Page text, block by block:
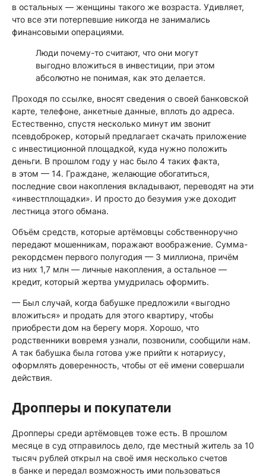
в остальных — женщины такого же возраста. Удивляет,
что все эти потерпевшие никогда не занимались
финансовыми операциями.
Люди почему-то считают, что они могут
выгодно вложиться в инвестиции, при этом
абсолютно не понимая, как это делается.
Проходя по ссылке, вносят сведения о своей банковской
карте, телефоне, анкетные данные, вплоть до адреса.
Естественно, спустя несколько минут им звонит
псевдоброкер, который предлагает скачать приложение
с инвестиционной площадкой, куда нужно положить
деньги. В прошлом году у нас было 4 таких факта,
в этом — 14. Граждане, желающие обогатиться,
последние свои накопления вкладывают, переводят на эти
«инвестплощадки». И просто до безумия уже доходит
лестница этого обмана.
Объём средств, которые артёмовцы собственноручно
передают мошенникам, поражают воображение. Сумма-
рекордсмен первого полугодия — 3 миллиона, причём
из них 1,7 млн — личные накопления, а остальное —
кредит, который жертва умудрилась оформить.
— Был случай, когда бабушке предложили «выгодно
вложиться» и продать для этого квартиру, чтобы
приобрести дом на берегу моря. Хорошо, что
родственники вовремя узнали, позвонили, сообщили нам.
А так бабушка была готова уже прийти к нотариусу,
оформлять доверенность, чтобы от её имени совершали
действия.
Дропперы и покупатели
Дропперы среди артёмовцев тоже есть. В прошлом
месяце в суд отправилось дело, где местный житель за 10
тысяч рублей открыл на своё имя несколько счетов
в банке и передал возможность ими пользоваться